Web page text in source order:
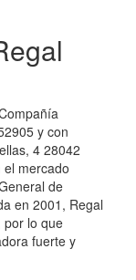
y con
4 28042
mercado
de
en 2001, Regal
por lo que
fuerte y